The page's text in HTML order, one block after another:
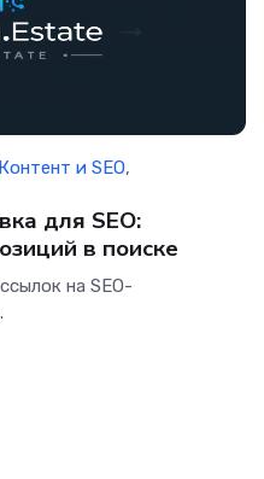
Контент и SEO,
для SEO:
в поиске
на SEO-